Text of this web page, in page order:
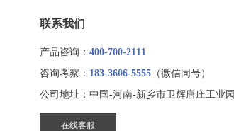
联系我们
产品咨询： 400-700-2111
咨询考察： 183-3606-5555 （微信同号）
公司地址：中国-河南-新乡市卫辉唐庄工业园
在线客服